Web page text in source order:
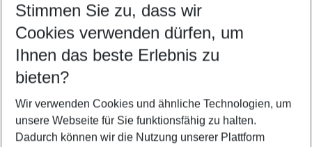
Abflughafen wählen
Beliebiger Abflughafen
Reisezeitraum wählen
08.08.26– 06.08.27 5-8 Nächte
2 Erwachsene Keine Kinder
Mehr Filter anzeigen
Stimmen Sie zu, dass wir
Cookies verwenden dürfen, um
Ihnen das beste Erlebnis zu
bieten?
Wir verwenden Cookies und ähnliche Technologien, um
unsere Webseite für Sie funktionsfähig zu halten.
Dadurch können wir die Nutzung unserer Plattform